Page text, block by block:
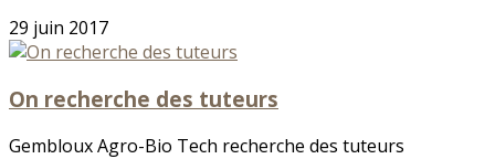
29 juin 2017
On recherche des tuteurs
Gembloux Agro-Bio Tech recherche des tuteurs